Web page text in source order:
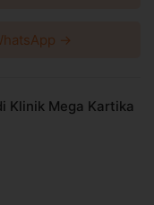
→
Klinik Mega Kartika